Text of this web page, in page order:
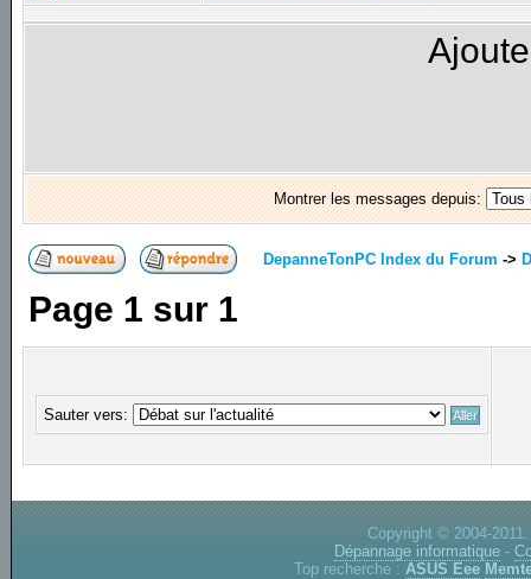
Montrer les messages depuis:
DepanneTonPC Index du Forum ->
Page 1 sur 1
Sauter vers:
Copyright © 2004-
Dépannage informatique -
Top recherche : ASUS Eee